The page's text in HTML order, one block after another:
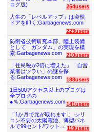
ログ版)
254users
人生の「レベルアップ」は突然
ドアを叩く:Garbagenews.com
223users
防衛省技術研究本部、陸上装備
として「ガンダム」の実現を模
索:Garbagenews.com
210users
「住民税が2倍に増えた」「自営
業者はツラい」の謎を探
る:Garbagenews.com
188users
1日500アクセス以上のブログは
全ブログの
●％:Garbagenews.com 141users
「1か月で元が取れます!」 シリ
コン不要の太陽電池、薄型パネ
ルで99セント/ワット...
119users